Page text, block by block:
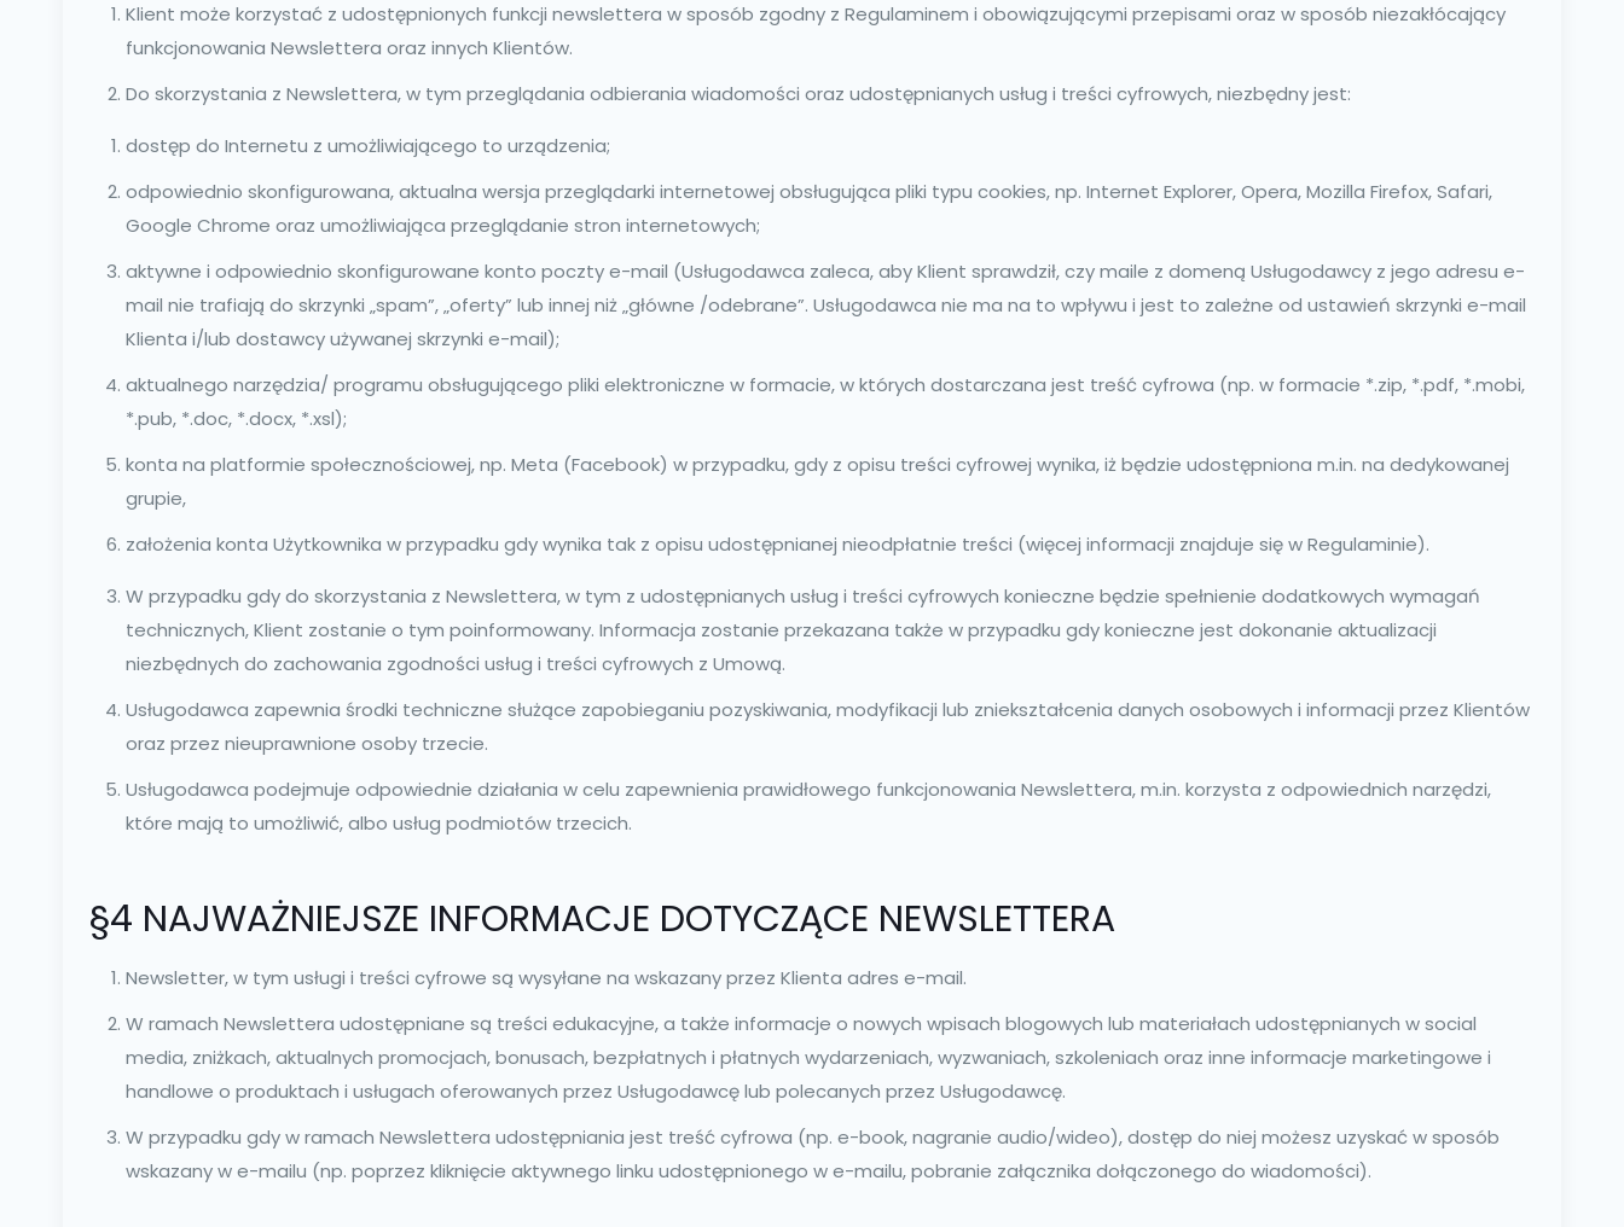
Klient może korzystać z udostępnionych funkcji newslettera w sposób zgodny z Regulaminem i obowiązującymi przepisami oraz w sposób niezakłócający
funkcjonowania Newslettera oraz innych Klientów.
Do skorzystania z Newslettera, w tym przeglądania odbierania wiadomości oraz udostępnianych usług i treści cyfrowych, niezbędny jest:
dostęp do Internetu z umożliwiającego to urządzenia;
odpowiednio skonfigurowana, aktualna wersja przeglądarki internetowej obsługująca pliki typu cookies, np. Internet Explorer, Opera, Mozilla Firefox, Safari,
Google Chrome oraz umożliwiająca przeglądanie stron internetowych;
aktywne i odpowiednio skonfigurowane konto poczty e-mail (Usługodawca zaleca, aby Klient sprawdził, czy maile z domeną Usługodawcy z jego adresu e-
mail nie trafiają do skrzynki „spam”, „oferty” lub innej niż „główne /odebrane”. Usługodawca nie ma na to wpływu i jest to zależne od ustawień skrzynki e-mail
Klienta i/lub dostawcy używanej skrzynki e-mail);
aktualnego narzędzia/ programu obsługującego pliki elektroniczne w formacie, w których dostarczana jest treść cyfrowa (np. w formacie *.zip, *.pdf, *.mobi,
*.pub, *.doc, *.docx, *.xsl);
konta na platformie społecznościowej, np. Meta (Facebook) w przypadku, gdy z opisu treści cyfrowej wynika, iż będzie udostępniona m.in. na dedykowanej
grupie,
założenia konta Użytkownika w przypadku gdy wynika tak z opisu udostępnianej nieodpłatnie treści (więcej informacji znajduje się w Regulaminie).
W przypadku gdy do skorzystania z Newslettera, w tym z udostępnianych usług i treści cyfrowych konieczne będzie spełnienie dodatkowych wymagań
technicznych, Klient zostanie o tym poinformowany. Informacja zostanie przekazana także w przypadku gdy konieczne jest dokonanie aktualizacji
niezbędnych do zachowania zgodności usług i treści cyfrowych z Umową.
Usługodawca zapewnia środki techniczne służące zapobieganiu pozyskiwania, modyfikacji lub zniekształcenia danych osobowych i informacji przez Klientów
oraz przez nieuprawnione osoby trzecie.
Usługodawca podejmuje odpowiednie działania w celu zapewnienia prawidłowego funkcjonowania Newslettera, m.in. korzysta z odpowiednich narzędzi,
które mają to umożliwić, albo usług podmiotów trzecich.
§4 NAJWAŻNIEJSZE INFORMACJE DOTYCZĄCE NEWSLETTERA
Newsletter, w tym usługi i treści cyfrowe są wysyłane na wskazany przez Klienta adres e-mail.
W ramach Newslettera udostępniane są treści edukacyjne, a także informacje o nowych wpisach blogowych lub materiałach udostępnianych w social
media, zniżkach, aktualnych promocjach, bonusach, bezpłatnych i płatnych wydarzeniach, wyzwaniach, szkoleniach oraz inne informacje marketingowe i
handlowe o produktach i usługach oferowanych przez Usługodawcę lub polecanych przez Usługodawcę.
W przypadku gdy w ramach Newslettera udostępniania jest treść cyfrowa (np. e-book, nagranie audio/wideo), dostęp do niej możesz uzyskać w sposób
wskazany w e-mailu (np. poprzez kliknięcie aktywnego linku udostępnionego w e-mailu, pobranie załącznika dołączonego do wiadomości).